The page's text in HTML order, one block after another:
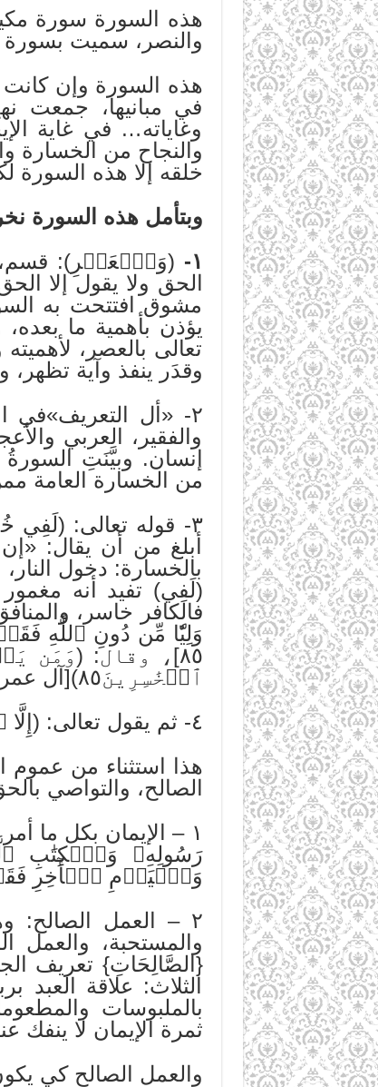
هذه السورة سورة
والنصر، سميت بسورة
هذه السورة وإن كانت
في مبانيها، جمعت
وغاياته… في غاية
والنجاح من الخسارة
خلقه إلا هذه السورة
وبتأمل هذه السورة
١-
(وَٱلۡعَصۡرِ): قسم،
الحق ولا يقول إلا
مشوق افتتحت به
يؤذن بأهمية ما
تعالى بالعصر،
وقدَر ينفذ وآية تظهر،
٢- «أل التعريف»في
والفقير، العربي
إنسان. وبيَّنَتِ
من الخسارة العامة
٣- قوله تعالى:
أبلغ من أن يقال:
بالخسارة: دخول
(لَفِي) تفيد أنه
فالكافر خاسر،
٨٥]، وقال:
ٱلۡخَٰسِرِينَ٨٥)[آل عمران: ٨٥].
٤- ثم يقول تعالى: (إِلَّا ٱلَّذِينَ ءَامَنُواْ وَعَمِلُواْ ٱلصَّٰلِحَٰتِ وَتَوَاصَوۡاْ بِٱلۡحَقِّ وَتَوَاصَوۡاْ بِٱلصَّبۡرِ٣).
هذا استثناء من عموم
الصالح، والتواصي
١ – الإيمان بكل ما
رَسُولِهِۦ وَٱلۡكِتَٰبِ
وَٱلۡيَوۡمِ ٱلۡأٓخِرِ فَقَدۡ ضَلَّ
٢ – العمل الصالح:
والمستحبة، والعمل
{الصَّالِحَاتِ} تعريف
الثلاث: علاقة العبد
بالملبوسات
ثمرة الإيمان لا ينفك
والعمل الصالح كي